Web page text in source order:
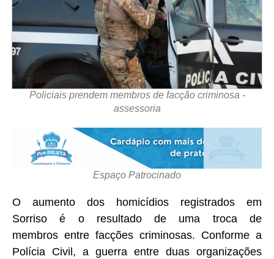
Policiais prendem membros de facção criminosa -
assessoria
Espaço Patrocinado
O aumento dos homicídios registrados em
Sorriso é o resultado de uma troca de
membros entre facções criminosas. Conforme a
Polícia Civil, a guerra entre duas organizações